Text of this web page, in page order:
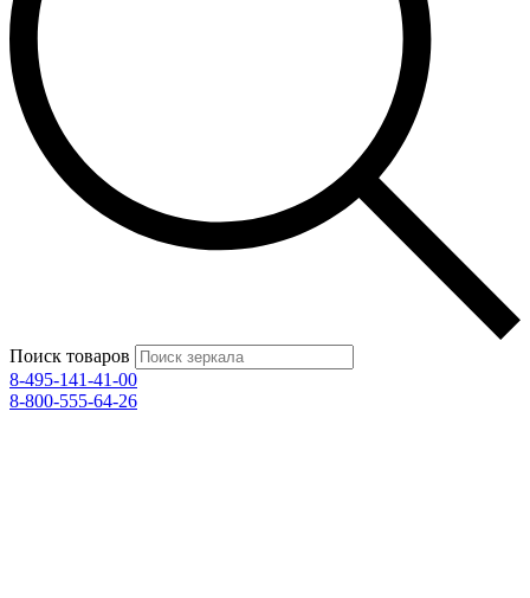
Поиск товаров
8-495-141-41-00
8-800-555-64-26